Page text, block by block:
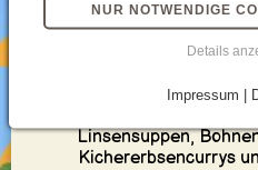
sind starke vegane
Vegane Pasta- und
Gemüsepasta, Lentil
für schnelle Küche.
Linsensuppen,
Kichererbsencurrys
NUR NOTWENDIGE
Details
Impressum |